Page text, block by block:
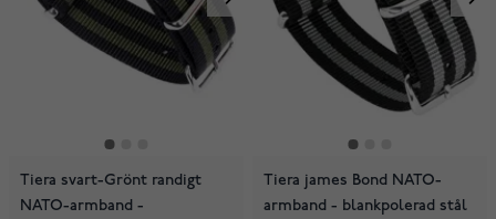
Tiera svart-Grönt randigt
NATO-armband -
Tiera james Bond NATO-
armband - blankpolerad stål